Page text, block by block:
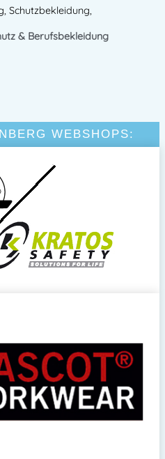
Schutzbekleidung,
& Berufsbekleidung
WEBSHOPS: